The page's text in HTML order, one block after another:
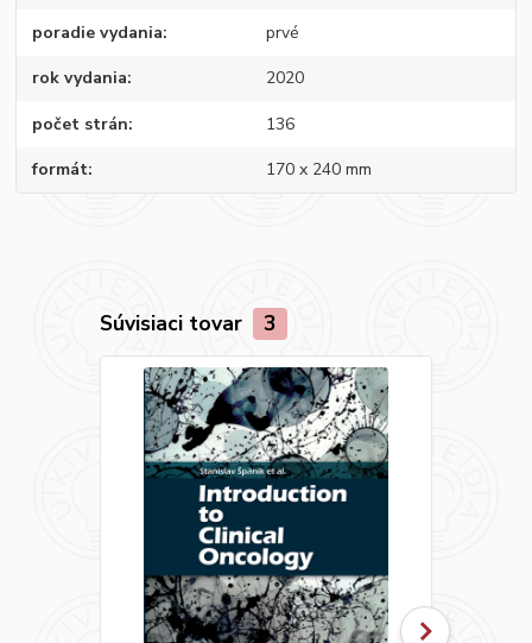
poradie vydania prvé
rok vydania 2020
počet strán 136
formát 170 x 240 mm
Súvisiaci tovar 3